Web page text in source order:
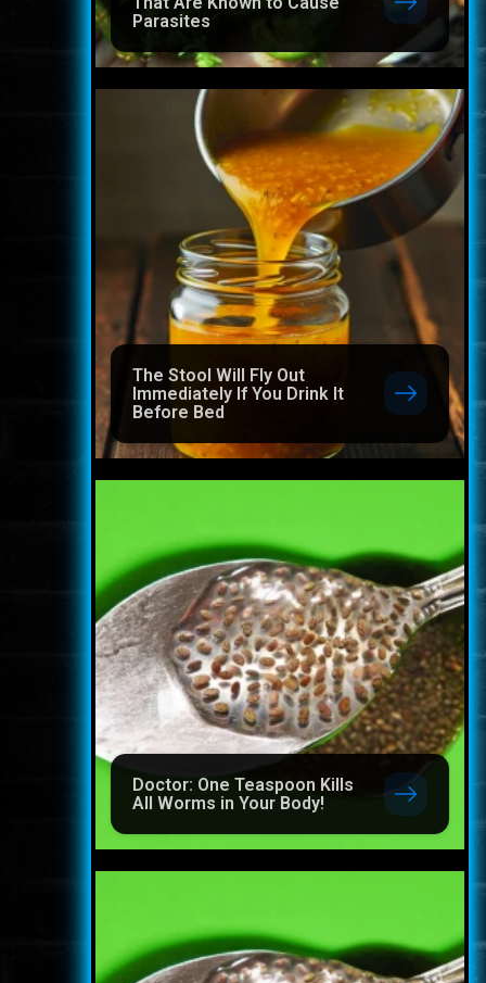
Parasites
The Stool Will Fly Out
Immediately If You Drink It
Before Bed
Doctor: One Teaspoon Kills
All Worms in Your Body!